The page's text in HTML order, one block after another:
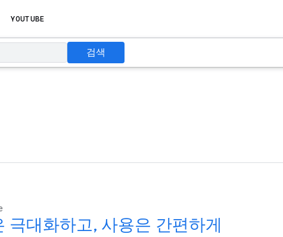
YOUTUBE
검색
극대화하고, 사용은 간편하게